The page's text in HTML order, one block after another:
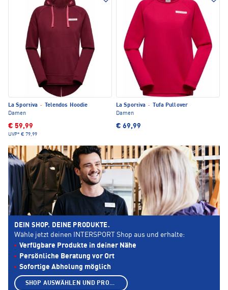
La Sportiva ·
Telendos Hoodie
Damen
€ 59,99
UVP* € 79,99
La Sportiva ·
Tufa Pullover
Damen
€ 69,99
DEIN SHOP. DEINE PRODUKTE.
Wähle jetzt deinen INTERSPORT Shop aus und erhalte:
Verfügbare Produkte in deiner Nähe
Persönliche Beratung vor Ort
Sofortige Abholung möglich
SHOP AUSWÄHLEN UND PRODUKTE ANZEIGEN